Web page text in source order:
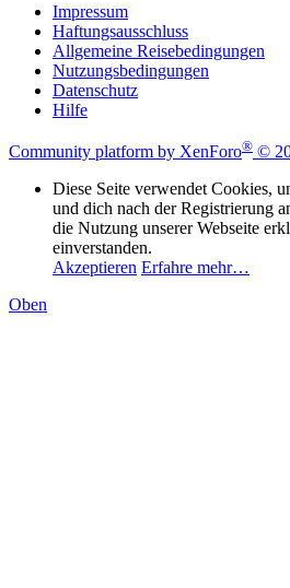
Impressum
Haftungsausschluss
Allgemeine Reisebedingungen
Nutzungsbedingungen
Datenschutz
Hilfe
Community platform by XenForo® ©
Diese Seite verwendet Cookies,
und dich nach der Registrierung
die Nutzung unserer Webseite
einverstanden.
Akzeptieren Erfahre mehr…
Oben